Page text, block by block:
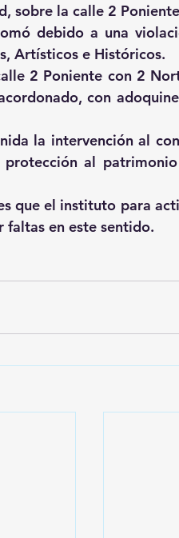
sobre la calle 2
debido a una
Artísticos e Históricos.
2 Poniente con 2
con
la intervención al
al
que el instituto para
faltas en este sentido.